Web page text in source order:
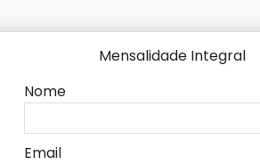
Mensalidade Integral
Nome
Email